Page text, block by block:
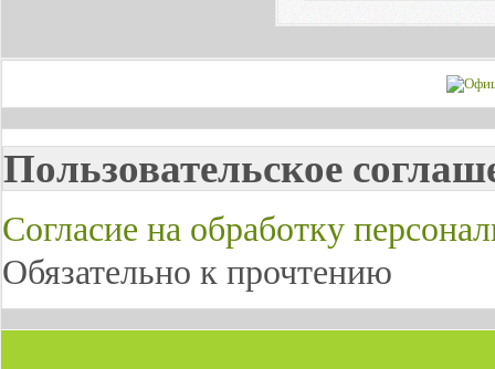
Пользовательское
Согласие на обработку
Обязательно к прочтению